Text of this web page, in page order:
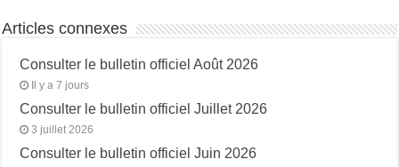
Articles connexes
Consulter le bulletin officiel Août 2026
Il y a 7 jours
Consulter le bulletin officiel Juillet 2026
3 juillet 2026
Consulter le bulletin officiel Juin 2026